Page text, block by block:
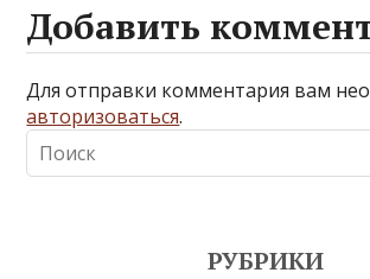
Добавить
Для отправки комментария вам
авторизоваться.
РУБРИКИ